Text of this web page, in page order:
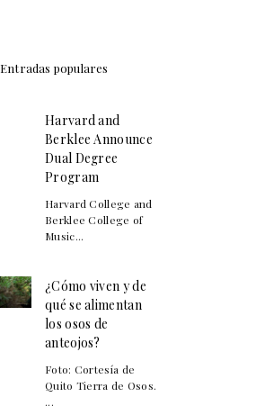
Entradas populares
Harvard and
Berklee Announce
Dual Degree
Program
Harvard College and
Berklee College of
Music...
¿Cómo viven y de
qué se alimentan
los osos de
anteojos?
Foto: Cortesía de
Quito Tierra de Osos.
...